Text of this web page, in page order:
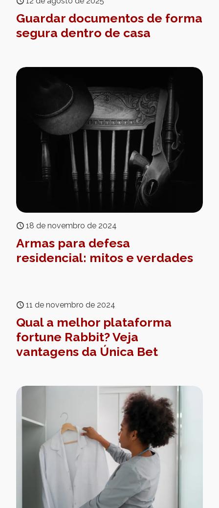
Guardar documentos de forma
segura dentro de casa
18 de novembro de 2024
Armas para defesa
residencial: mitos e verdades
11 de novembro de 2024
Qual a melhor plataforma
fortune Rabbit? Veja
vantagens da Única Bet